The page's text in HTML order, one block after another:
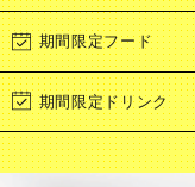
期間限定フード
期間限定ドリンク